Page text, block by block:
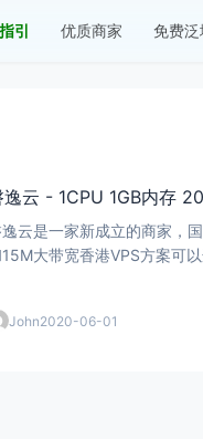
引 优质商家 免费
逸云 - 1CPU 1GB内存
云是一家新成立的商家，
大带宽香港VPS方案可
John2020-06-01